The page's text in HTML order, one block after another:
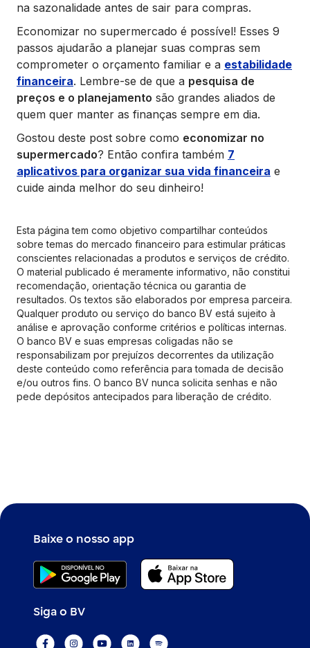
na sazonalidade antes de sair para compras.
Economizar no supermercado é possível! Esses 9
passos ajudarão a planejar suas compras sem
comprometer o orçamento familiar e a estabilidade
financeira. Lembre-se de que a pesquisa de
preços e o planejamento são grandes aliados de
quem quer manter as finanças sempre em dia.
Gostou deste post sobre como economizar no
supermercado? Então confira também 7
aplicativos para organizar sua vida financeira e
cuide ainda melhor do seu dinheiro!
Esta página tem como objetivo compartilhar conteúdos
sobre temas do mercado financeiro para estimular práticas
conscientes relacionadas a produtos e serviços de crédito.
O material publicado é meramente informativo, não constitui
recomendação, orientação técnica ou garantia de
resultados. Os textos são elaborados por empresa parceira.
Qualquer produto ou serviço do banco BV está sujeito à
análise e aprovação conforme critérios e políticas internas.
O banco BV e suas empresas coligadas não se
responsabilizam por prejuízos decorrentes da utilização
deste conteúdo como referência para tomada de decisão
e/ou outros fins. O banco BV nunca solicita senhas e não
pede depósitos antecipados para liberação de crédito.
Baixe o nosso app
Siga o BV